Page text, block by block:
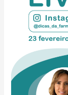
olhos,
íntima